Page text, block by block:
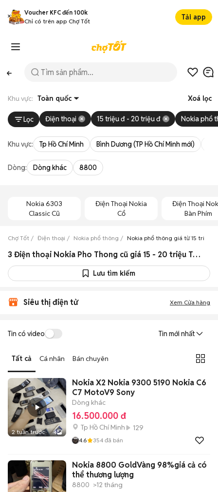
Voucher KFC đến 100k
Chỉ có trên app Chợ Tốt
Tải app
Khu vực: Toàn quốc Xoá lọc
Lọc Điện thoại 15 triệu đ - 20 triệu đ Nokia phổ
Khu vực: Tp Hồ Chí Minh Bình Dương (TP Hồ Chí Minh mới)
Dòng: Dòng khác 8800
Nokia 6303
Classic Cũ
Điện Thoại Nokia
Cổ
Điện Thoại
Bàn Phím
Chợ Tốt Điện thoại Nokia phổ thông Nokia phổ thông giá từ 15 triệu
3 Điện thoại Nokia Pho Thong cũ giá 15 - 20 triệu Toàn quốc
Lưu tìm kiếm
Siêu thị điện tử Xem Cửa hàng
Tin có video Tin mới nhất
Tất cả Cá nhân Bán chuyên
2 tuần trước 4
Nokia X2 Nokia 9300 5190 Nokia C6
C7 MotoV9 Sony
Dòng khác
16.500.000 đ
Tp Hồ Chí Minh 129
4.6 354 đã bán
Nokia 8800 GoldVàng 98%giá cả có
thể thương lượng
8800 >12 tháng